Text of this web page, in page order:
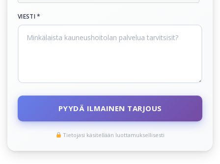
VIESTI *
PYYDÄ ILMAINEN TARJOUS
Tietojasi käsitellään luottamuksellisesti